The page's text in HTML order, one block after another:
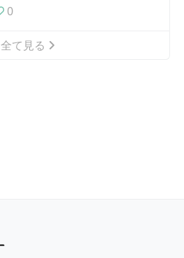
0
全て見る